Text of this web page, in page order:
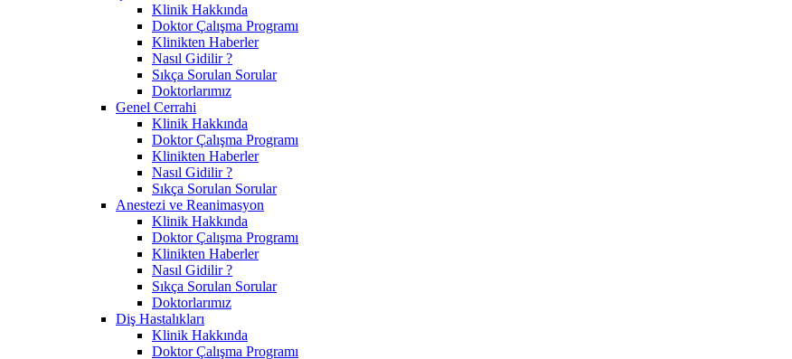
Klinik Hakkında
Doktor Çalışma Programı
Klinikten Haberler
Nasıl Gidilir ?
Sıkça Sorulan Sorular
Doktorlarımız
Genel Cerrahi
Klinik Hakkında
Doktor Çalışma Programı
Klinikten Haberler
Nasıl Gidilir ?
Sıkça Sorulan Sorular
Anestezi ve Reanimasyon
Klinik Hakkında
Doktor Çalışma Programı
Klinikten Haberler
Nasıl Gidilir ?
Sıkça Sorulan Sorular
Doktorlarımız
Diş Hastalıkları
Klinik Hakkında
Doktor Çalışma Programı